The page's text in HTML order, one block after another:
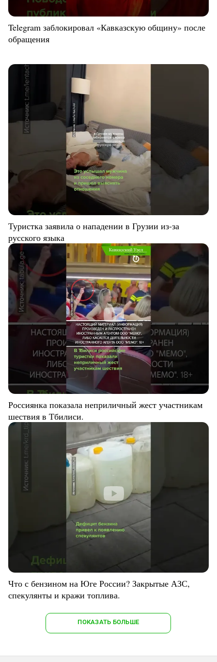
Telegram заблокировал «Кавказскую общину» после
обращения
Туристка заявила о нападении в Грузии из-за
русского языка
Россиянка показала неприличный жест участникам
шествия в Тбилиси.
Что с бензином на Юге России? Закрытые АЗС,
спекулянты и кражи топлива.
ПОКАЗАТЬ БОЛЬШЕ